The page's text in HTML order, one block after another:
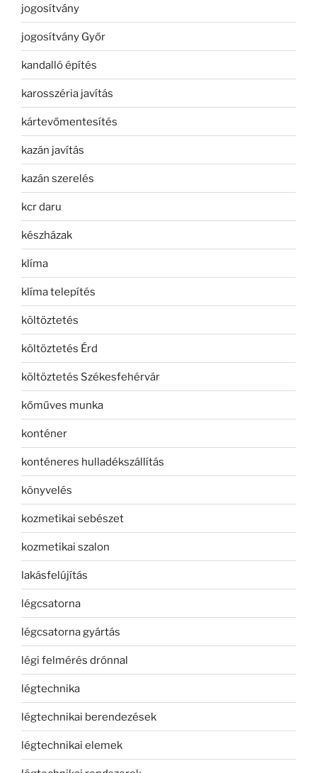
jogosítvány
jogosítvány Győr
kandalló építés
karosszéria javítás
kártevőmentesítés
kazán javítás
kazán szerelés
kcr daru
készházak
klíma
klíma telepítés
költöztetés
költöztetés Érd
költöztetés Székesfehérvár
kőműves munka
konténer
konténeres hulladékszállítás
könyvelés
kozmetikai sebészet
kozmetikai szalon
lakásfelújítás
légcsatorna
légcsatorna gyártás
légi felmérés drónnal
légtechnika
légtechnikai berendezések
légtechnikai elemek